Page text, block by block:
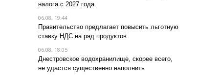
налога с 2027 года
06.08, 19:44
Правительство предлагает повысить льготную
ставку НДС на ряд продуктов
06.08, 18:05
Днестровское водохранилище, скорее всего,
не удастся существенно наполнить